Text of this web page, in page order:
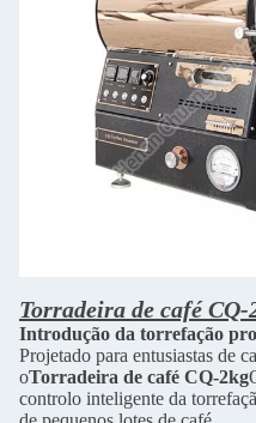
Torradeira de café CQ-
Introdução da torrefação
Projetado para entusiastas de
oTorradeira de café CQ-2kg
controlo inteligente da